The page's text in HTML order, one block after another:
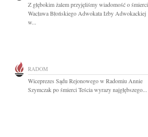
Z głębokim żalem przyjęliśmy wiadomość o śmierci
Wacława Błońskiego Adwokata Izby Adwokackiej
w...
RADOM
Wiceprezes Sądu Rejonowego w Radomiu Annie
Szymczak po śmierci Teścia wyrazy najgłębszego...